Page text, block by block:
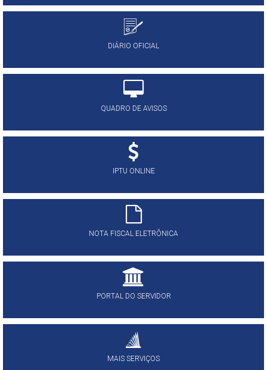
DIÁRIO OFICIAL
QUADRO DE AVISOS
IPTU ONLINE
NOTA FISCAL ELETRÔNICA
PORTAL DO SERVIDOR
MAIS SERVIÇOS